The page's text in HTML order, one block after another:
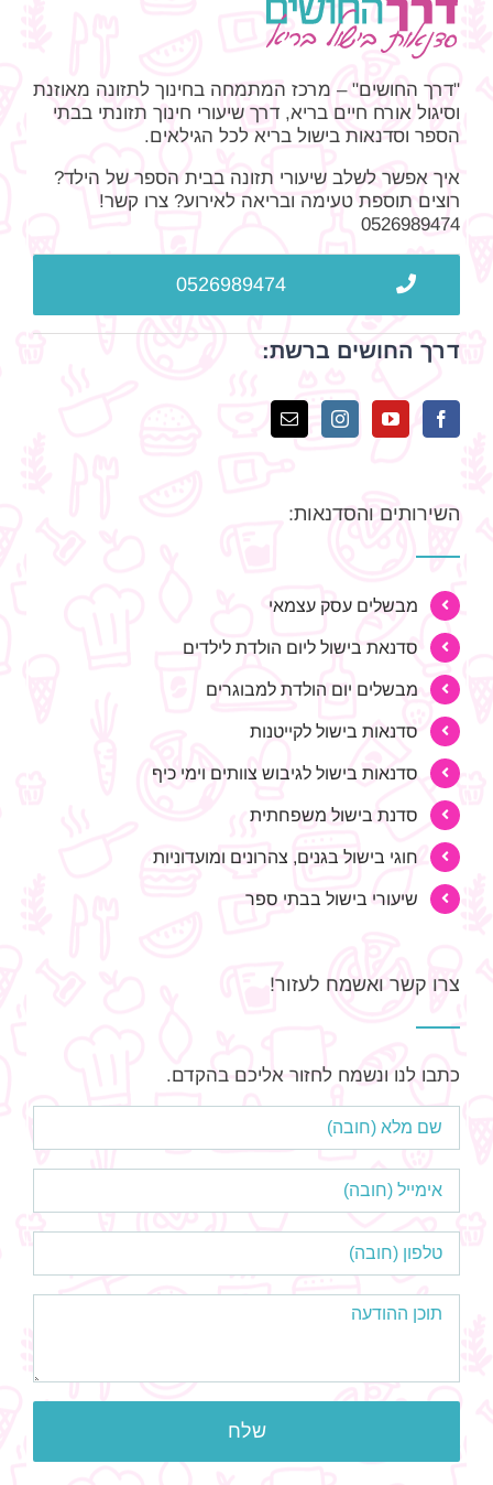
"דרך החושים" – מרכז המתמחה בחינוך לתזונה מאוזנת
וסיגול אורח חיים בריא, דרך שיעורי חינוך תזונתי בבתי
הספר וסדנאות בישול בריא לכל הגילאים.
איך אפשר לשלב שיעורי תזונה בבית הספר של הילד?
רוצים תוספת טעימה ובריאה לאירוע? צרו קשר!
0526989474
0526989474
דרך החושים ברשת:
השירותים והסדנאות:
מבשלים עסק עצמאי
סדנאת בישול ליום הולדת לילדים
מבשלים יום הולדת למבוגרים
סדנאות בישול לקייטנות
סדנאות בישול לגיבוש צוותים וימי כיף
סדנת בישול משפחתית
חוגי בישול בגנים, צהרונים ומועדוניות
שיעורי בישול בבתי ספר
צרו קשר ואשמח לעזור!
כתבו לנו ונשמח לחזור אליכם בהקדם.